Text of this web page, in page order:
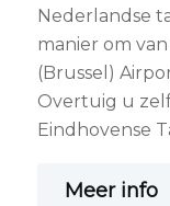
Nederlandse
manier om
(Brussel)
Overtuig u
Eindhovense
Meer info